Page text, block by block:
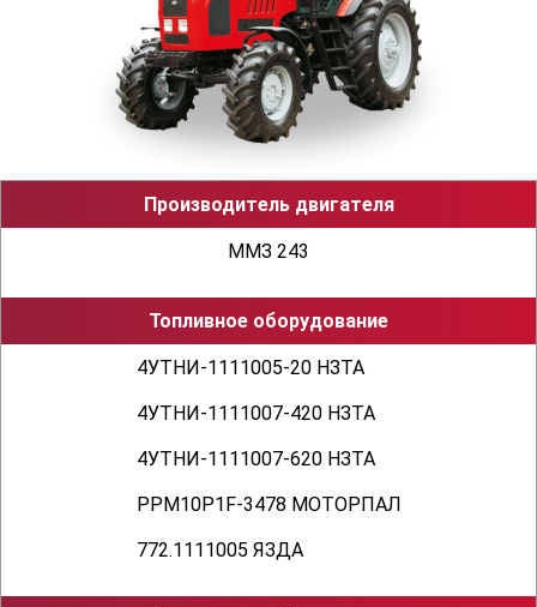
строение 5, офис 12
Производитель двигателя
ММЗ 243
Топливное оборудование
4УТНИ-1111005-20 НЗТА
4УТНИ-1111007-420 НЗТА
4УТНИ-1111007-620 НЗТА
PPM10P1F-3478 МОТОРПАЛ
772.1111005 ЯЗДА